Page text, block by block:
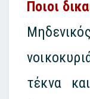
Ποιοι
τέκνα